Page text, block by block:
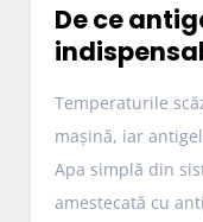
De ce
Temperaturile
mașină, iar
Apa simplă din
amestecată cu